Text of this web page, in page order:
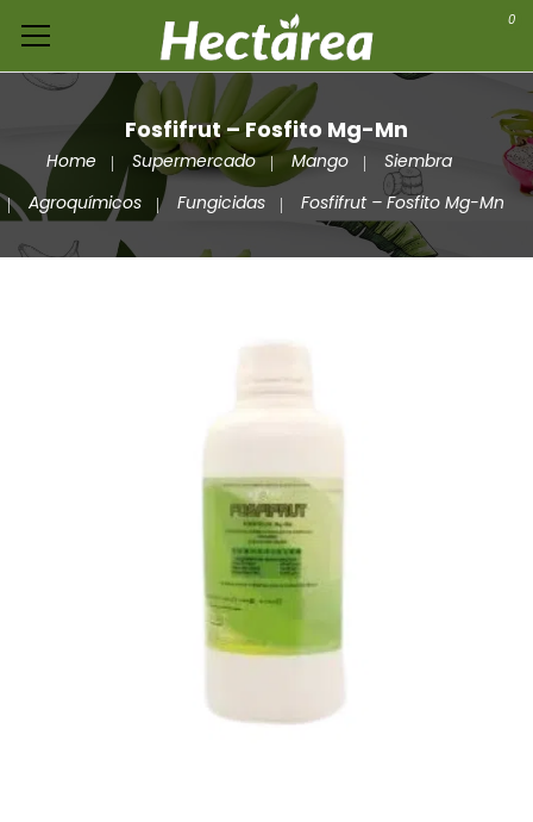
0
Fosfifrut – Fosfito Mg-Mn
Home Supermercado Mango
Siembra
Agroquímicos
Fungicidas Fosfifrut – Fosfito Mg-Mn